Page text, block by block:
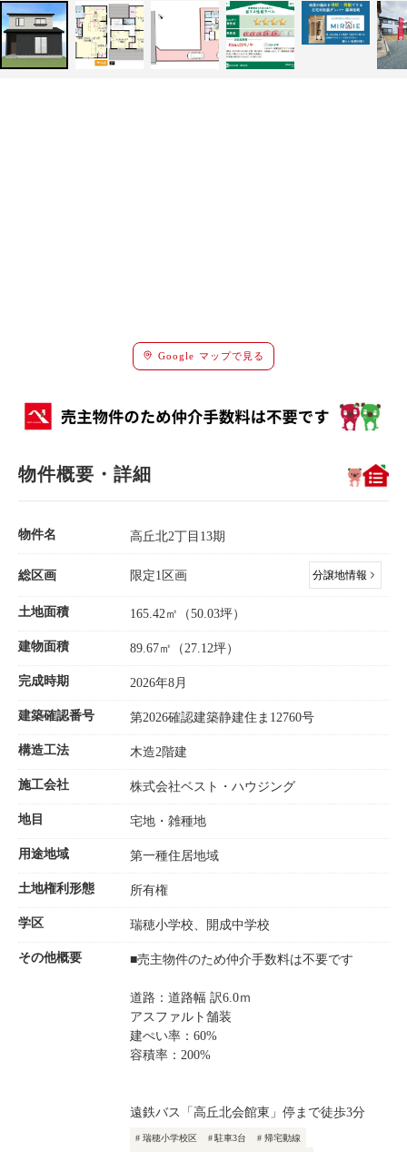
Google マップで見る
物件概要・詳細
物件名 高丘北2丁目13期
総区画 限定1区画 分譲地情報
土地面積 165.42㎡（50.03坪）
建物面積 89.67㎡（27.12坪）
完成時期 2026年8月
建築確認番号 第2026確認建築静建住ま12760号
構造工法 木造2階建
施工会社 株式会社ベスト・ハウジング
地目 宅地・雑種地
用途地域 第一種住居地域
土地権利形態 所有権
学区 瑞穂小学校、開成中学校
その他概要 ■売主物件のため仲介手数料は不要です
道路：道路幅 訳6.0ｍ
アスファルト舗装
建ぺい率：60%
容積率：200%
遠鉄バス「高丘北会館東」停まで徒歩3分
瑞穂小学校区 駐車3台
帰宅動線